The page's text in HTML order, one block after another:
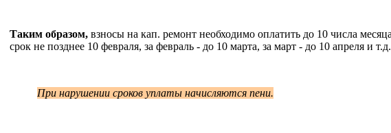
Таким образом, взносы на кап. ремонт необходимо оплатить до 10 числа
срок не позднее 10 февраля, за февраль - до 10 марта, за март - до 10 апреля и т.д.
При нарушении сроков уплаты начисляются пени.